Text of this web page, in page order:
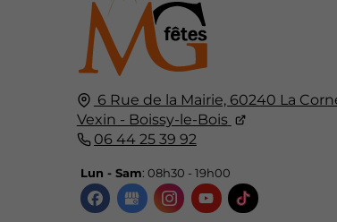
6 Rue de la Mairie, 60240 La
Vexin - Boissy-le-Bois
06 44 25 39 92
Lun - Sam: 08h30 - 19h00